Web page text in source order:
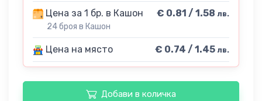
Цена за 1 бр. в Кашон
24 броя в Кашон
€ 0.81 / 1.58 лв.
Цена на място € 0.74 / 1.45 лв.
Добави в количка